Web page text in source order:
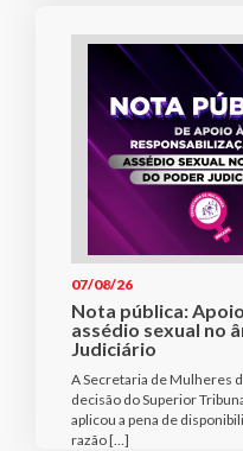
07/08/26
Nota pública:
assédio sexual no
Judiciário
A Secretaria de Mulheres
decisão do Superior
aplicou a pena de
razão […]